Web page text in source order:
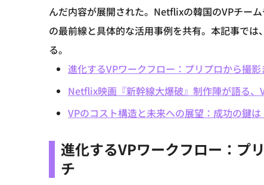
んだ内容が展開された。Netflixの韓国のVPチー
の最前線と具体的な活用事例を共有。本記事で
る。
進化するVPワークフロー：プリプロから撮
Netflix映画『新幹線大爆破』制作陣が語る、
VPのコスト構造と未来への展望：成功の鍵は
進化するVPワークフロー：プ
チ